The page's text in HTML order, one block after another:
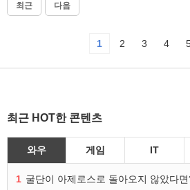
최근 다음
1 2 3 4
최근 HOT한 콘텐츠
와우 게임 IT
1 굴단이 아제로스로 돌아오지 않았다